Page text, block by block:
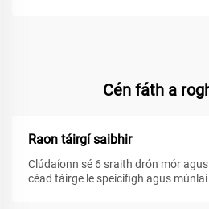
Cén fáth a
Raon táirgí saibhir
Clúdaíonn sé 6 sraith drón mór
céad táirge le speicifigh agus